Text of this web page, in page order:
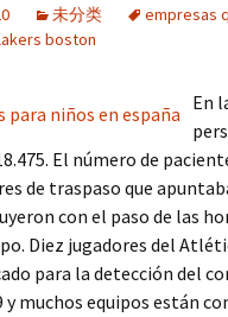
未分类 empresas
boston
En
El número de
de traspaso que
con el paso de las
Diez jugadores del
para la detección del
muchos equipos están